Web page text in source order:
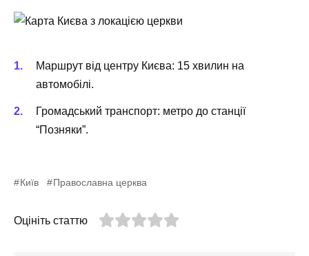
Маршрут від центру Києва: 15 хвилин на
автомобілі.
Громадський транспорт: метро до станції
“Позняки”.
Київ Православна церква
Оцініть статтю